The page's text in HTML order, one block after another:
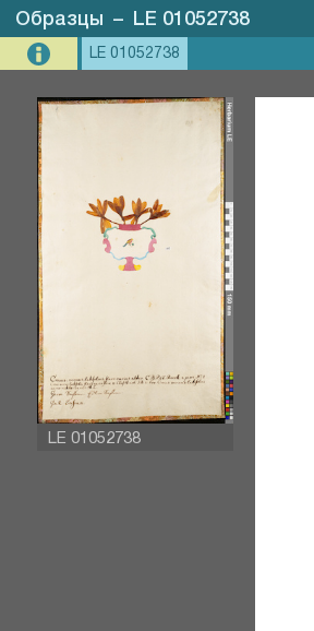
Образцы – LE 01052738
LE 01052738
LE 01052738